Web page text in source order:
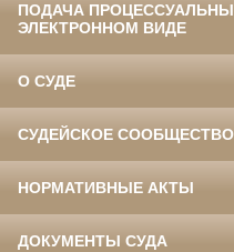
ПОДАЧА
ЭЛЕКТРОННОМ ВИДЕ
О СУДЕ
СУДЕЙСКОЕ СООБЩЕСТВО
НОРМАТИВНЫЕ АКТЫ
ДОКУМЕНТЫ СУДА